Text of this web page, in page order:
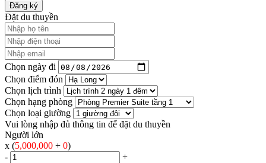
Đăng ký
Đặt du thuyền
Chọn ngày đi
Chọn điểm đón
Chọn lịch trình
Chọn hạng phòng
Chọn loại giường
Vui lòng nhập đủ thông tin để đặt du thuyền
Người lớn
x (5,000,000 + 0)
-
+